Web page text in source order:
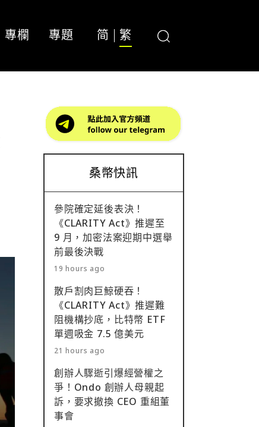
專欄 專題 简 繁
桑幣快訊
參院確定延後表決！
《CLARITY Act》推遲至
9 月，加密法案迎期中選舉
前最後決戰
19 hours ago
散戶割肉巨鯨硬吞！
《CLARITY Act》推遲難
阻機構抄底，比特幣 ETF
單週吸金 7.5 億美元
21 hours ago
創辦人驟逝引爆經營權之
爭！Ondo 創辦人母親起
訴，要求撤換 CEO 重組董
事會